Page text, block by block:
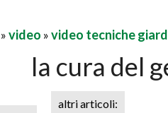
»video »video tecniche
la cura del
altri articoli: